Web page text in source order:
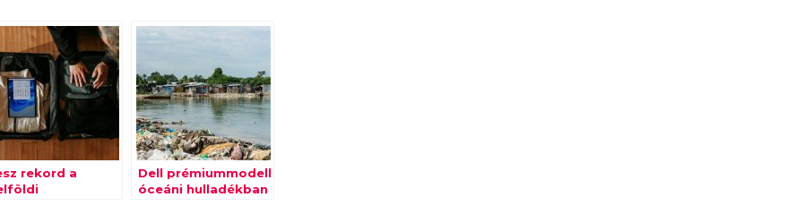
rekord a
Dell prémiummodell
óceáni hulladékban